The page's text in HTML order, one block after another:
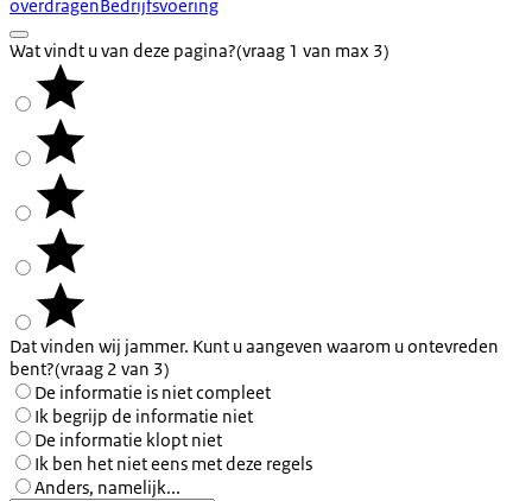
overdragenBedrijfsvoering
Wat vindt u van deze pagina?(vraag 1 van max 3)
Dat vinden wij jammer. Kunt u aangeven waarom u ontevreden
bent?(vraag 2 van 3)
De informatie is niet compleet
Ik begrijp de informatie niet
De informatie klopt niet
Ik ben het niet eens met deze regels
Anders, namelijk...